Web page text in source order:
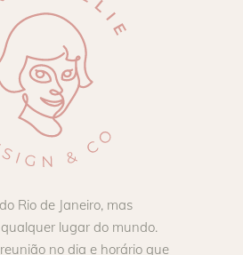
Rio de Janeiro, mas
lugar do mundo.
no dia e horário que